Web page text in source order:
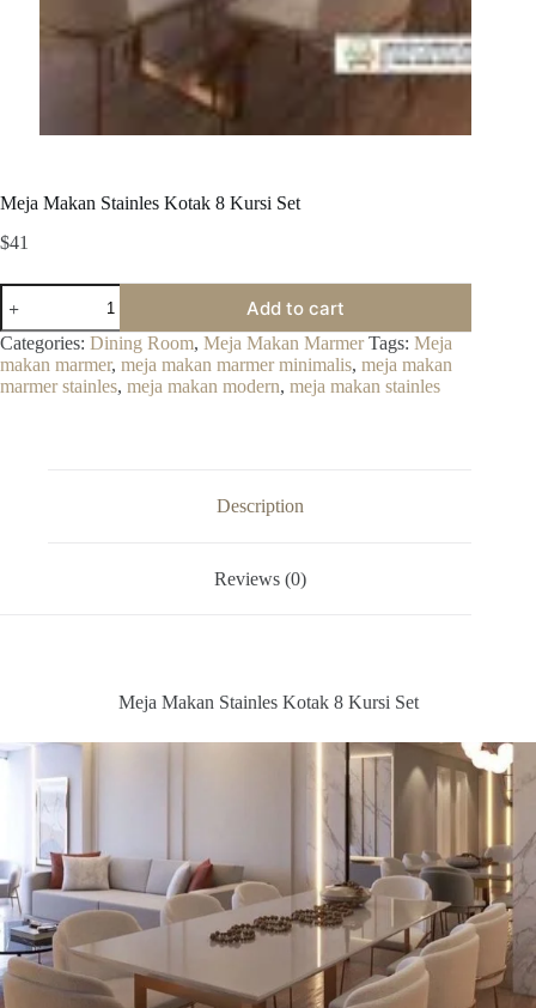
Meja Makan Stainles Kotak 8 Kursi Set
$41
Meja
Makan
Stainles
Kotak
8
Kursi
Add to cart
Categories: Dining Room, Meja Makan Marmer Tags: Meja
makan marmer, meja makan marmer minimalis, meja makan
marmer stainles, meja makan modern, meja makan stainles
Description
Reviews (0)
Meja Makan Stainles Kotak 8 Kursi Set